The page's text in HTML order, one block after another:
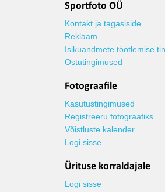
Sportfoto OÜ
Kontakt ja tagasiside
Reklaam
Isikuandmete töötlemise
Ostutingimused
Fotograafile
Kasutustingimused
Registreeru fotograafiks
Võistluste kalender
Logi sisse
Ürituse korraldajale
Logi sisse